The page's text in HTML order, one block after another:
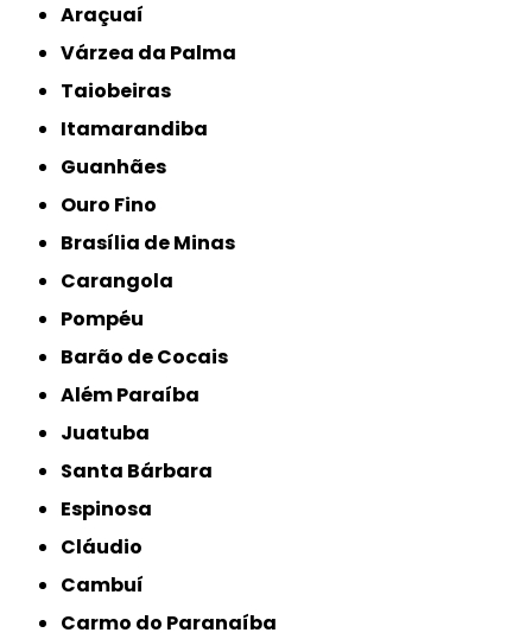
Araçuaí
Várzea da Palma
Taiobeiras
Itamarandiba
Guanhães
Ouro Fino
Brasília de Minas
Carangola
Pompéu
Barão de Cocais
Além Paraíba
Juatuba
Santa Bárbara
Espinosa
Cláudio
Cambuí
Carmo do Paranaíba